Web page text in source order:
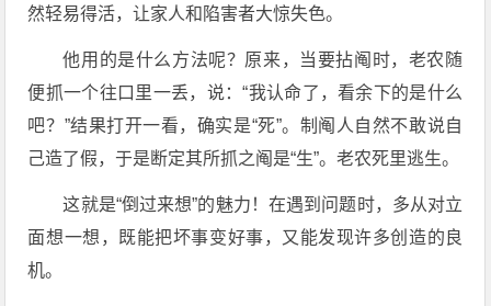
然轻易得活，让家人和陷害者大惊失色。
他用的是什么方法呢？原来，当要拈阄时，老农随
便抓一个往口里一丢，说：“我认命了，看余下的是什么
吧？”结果打开一看，确实是“死”。制阄人自然不敢说自
己造了假，于是断定其所抓之阄是“生”。老农死里逃生。
这就是“倒过来想”的魅力！在遇到问题时，多从对立
面想一想，既能把坏事变好事，又能发现许多创造的良
机。